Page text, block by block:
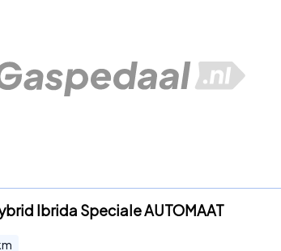
Ibrida Speciale AUTOMAAT